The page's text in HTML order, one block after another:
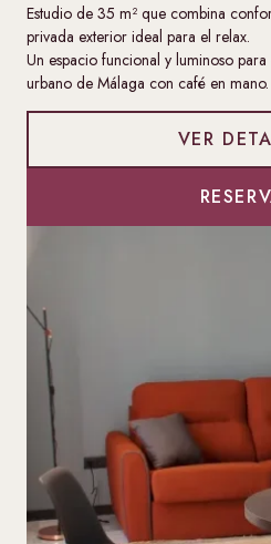
Estudio de 35 m² que combina
privada exterior ideal para el relax.
Un espacio funcional y luminoso
urbano de Málaga con café en mano.
VER